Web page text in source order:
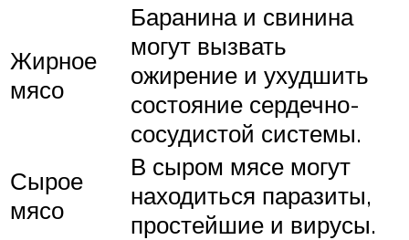
Жирное
мясо
Баранина и свинина
могут вызвать
ожирение и ухудшить
состояние сердечно-
сосудистой системы.
Сырое
мясо
В сыром мясе могут
находиться паразиты,
простейшие и вирусы.